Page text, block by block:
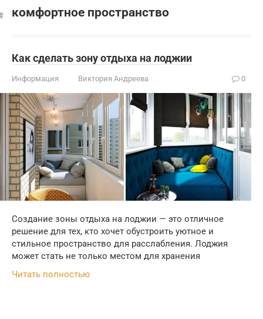
комфортное пространство
Как сделать зону отдыха на лоджии
Информация Виктория Андреева 0
Создание зоны отдыха на лоджии — это отличное
решение для тех, кто хочет обустроить уютное и
стильное пространство для расслабления. Лоджия
может стать не только местом для хранения
Читать полностью